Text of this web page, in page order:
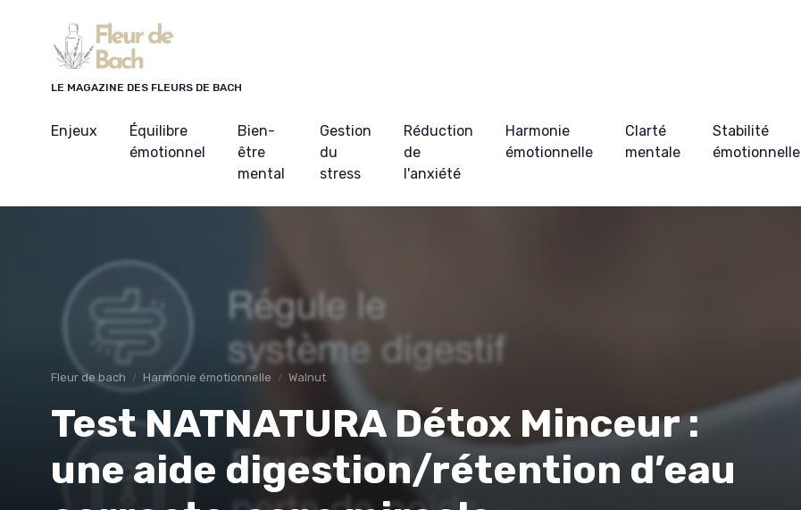
LE MAGAZINE DES FLEURS DE BACH
Enjeux
Équilibre
émotionnel
Bien-
être
mental
Gestion
du
stress
Réduction
de
l'anxiété
Harmonie
émotionnelle
Clarté
mentale
Stabilité
émotionnelle
Fleur de bach Harmonie émotionnelle Walnut
Test NATNATURA Détox Minceur :
une aide digestion/rétention d’eau